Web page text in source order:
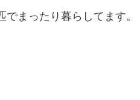
まったり暮らしてます。